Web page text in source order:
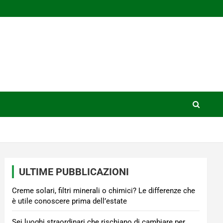
ULTIME PUBBLICAZIONI
Creme solari, filtri minerali o chimici? Le differenze che
è utile conoscere prima dell’estate